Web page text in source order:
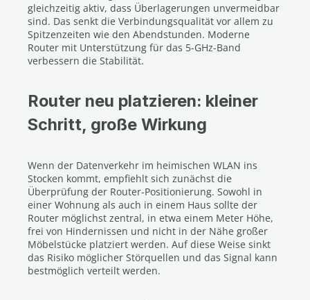
gleichzeitig aktiv, dass Überlagerungen unvermeidbar
sind. Das senkt die Verbindungsqualität vor allem zu
Spitzenzeiten wie den Abendstunden. Moderne
Router mit Unterstützung für das 5-GHz-Band
verbessern die Stabilität.
Router neu platzieren: kleiner
Schritt, große Wirkung
Wenn der Datenverkehr im heimischen WLAN ins
Stocken kommt, empfiehlt sich zunächst die
Überprüfung der Router-Positionierung. Sowohl in
einer Wohnung als auch in einem Haus sollte der
Router möglichst zentral, in etwa einem Meter Höhe,
frei von Hindernissen und nicht in der Nähe großer
Möbelstücke platziert werden. Auf diese Weise sinkt
das Risiko möglicher Störquellen und das Signal kann
bestmöglich verteilt werden.